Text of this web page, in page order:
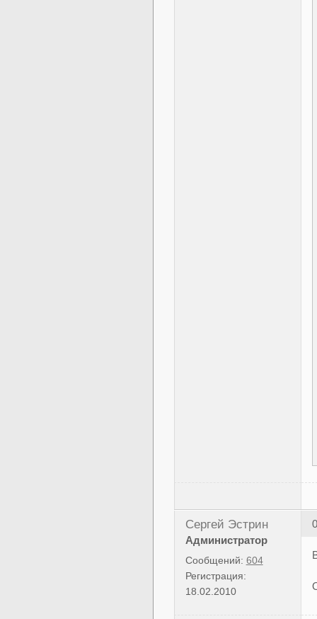
Сергей Эстрин
Администратор
Сообщений: 604
Регистрация:
18.02.2010